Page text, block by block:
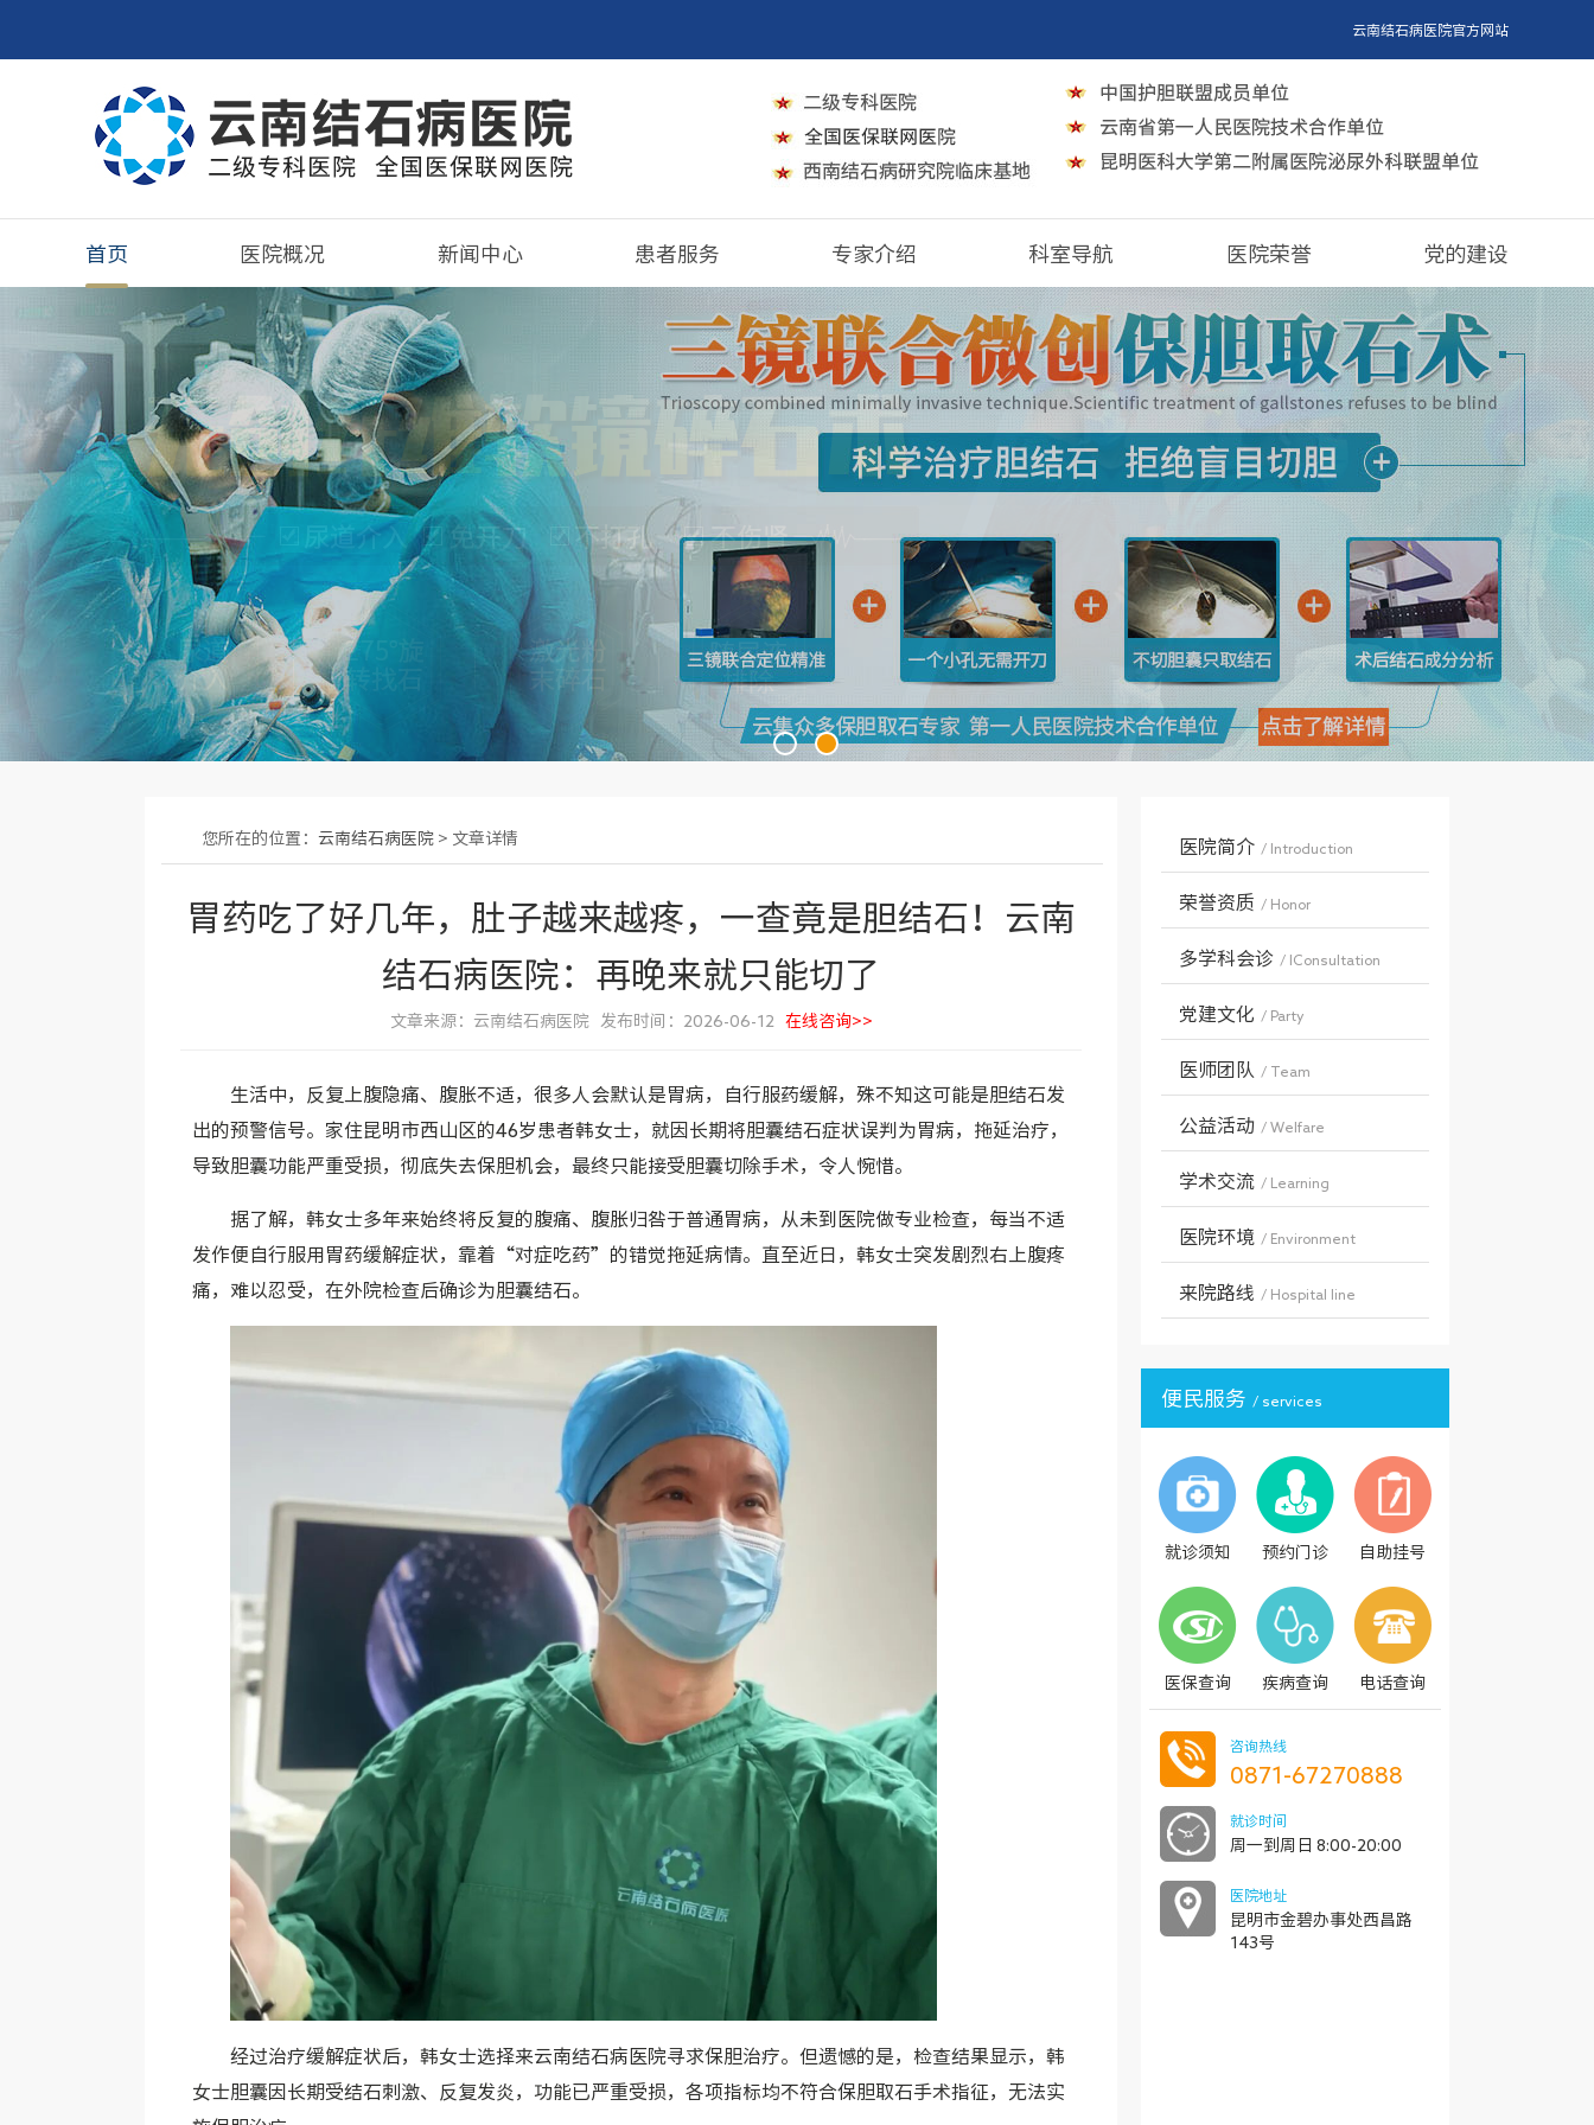
云南结石病医院官方网站
首页 医院概况 新闻中心 患者服务 专家介绍 科室导航 医院荣誉 党的建设
您所在的位置： 云南结石病医院 > 文章详情
胃药吃了好几年，肚子越来越疼，一查竟是胆结石！云南
结石病医院：再晚来就只能切了
文章来源：云南结石病医院 发布时间：2026-06-12 在线咨询>>
生活中，反复上腹隐痛、腹胀不适，很多人会默认是胃病，自行服药缓解，殊不知这可能是胆结石发
出的预警信号。家住昆明市西山区的46岁患者韩女士，就因长期将胆囊结石症状误判为胃病，拖延治疗，
导致胆囊功能严重受损，彻底失去保胆机会，最终只能接受胆囊切除手术，令人惋惜。
据了解，韩女士多年来始终将反复的腹痛、腹胀归咎于普通胃病，从未到医院做专业检查，每当不适
发作便自行服用胃药缓解症状，靠着“对症吃药”的错觉拖延病情。直至近日，韩女士突发剧烈右上腹疼
痛，难以忍受，在外院检查后确诊为胆囊结石。
经过治疗缓解症状后，韩女士选择来云南结石病医院寻求保胆治疗。但遗憾的是，检查结果显示，韩
女士胆囊因长期受结石刺激、反复发炎，功能已严重受损，各项指标均不符合保胆取石手术指征，无法实
医院简介 / Introduction
荣誉资质 / Honor
多学科会诊 / IConsultation
党建文化 / Party
医师团队 / Team
公益活动 / Welfare
学术交流 / Learning
医院环境 / Environment
来院路线 / Hospital line
便民服务 / services
就诊须知 预约门诊 自助挂号
医保查询 疾病查询 电话查询
咨询热线
0871-67270888
就诊时间
周一到周日 8:00-20:00
医院地址
昆明市金碧办事处西昌路
143号